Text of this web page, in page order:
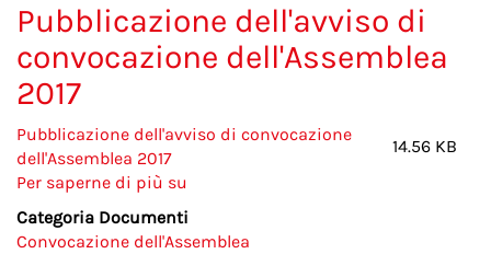
di
relazione
2016
governo
Pubblicazione dell'avviso di
convocazione dell'Assemblea
2017
Pubblicazione dell'avviso di convocazione
dell'Assemblea 2017
14.56 KB
Per saperne di più su
Categoria Documenti
Convocazione dell'Assemblea